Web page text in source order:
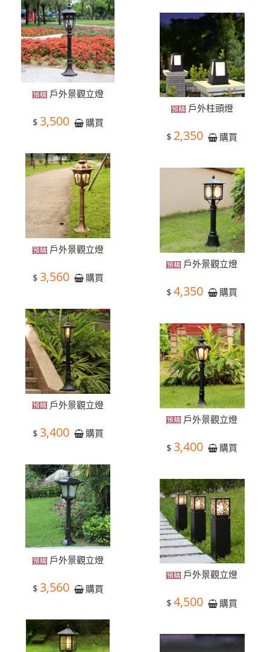
戶外景觀立燈
$ 3,500 購買
戶外柱頭燈
$ 2,350 購買
戶外景觀立燈
$ 3,560 購買
戶外景觀立燈
$ 4,350 購買
戶外景觀立燈
$ 3,400 購買
戶外景觀立燈
$ 3,400 購買
戶外景觀立燈
$ 3,560 購買
戶外景觀立燈
$ 4,500 購買